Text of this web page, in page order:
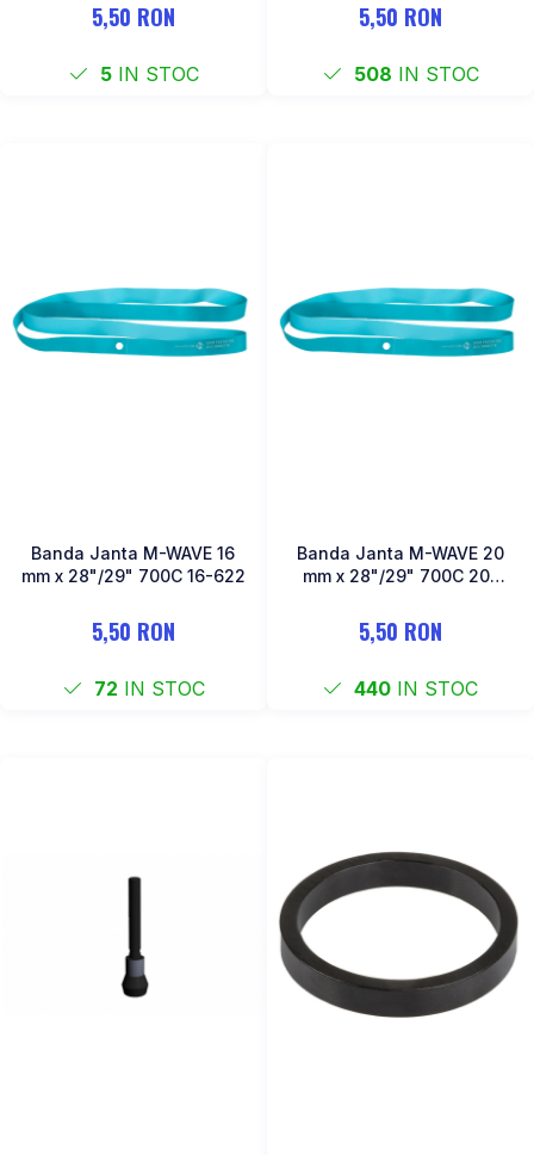
5,50 RON
5IN STOC
5,50 RON
508 IN STOC
Banda Janta M-WAVE 16
mm x 28"/29" 700C 16-622
5,50 RON
72 IN STOC
Banda Janta M-WAVE 20
mm x 28"/29" 700C 20-
5,50 RON
440 IN STOC